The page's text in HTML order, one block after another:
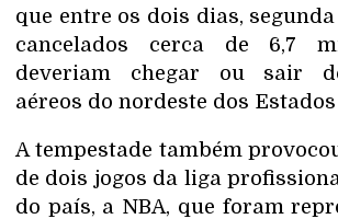
que entre os dois dias,
cancelados cerca de 6,7
deveriam chegar ou sair
aéreos do nordeste dos
A tempestade também
de dois jogos da liga
do país, a NBA, que foram